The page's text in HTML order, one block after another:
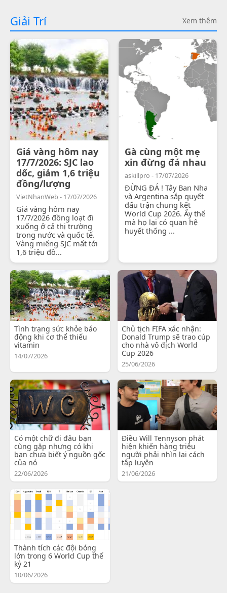
Giải Trí Xem thêm
Giá vàng hôm nay
17/7/2026: SJC lao
dốc, giảm 1,6 triệu
đồng/lượng
VietNhanWeb - 17/07/2026
Giá vàng hôm nay
17/7/2026 đồng loạt đi
xuống ở cả thị trường
trong nước và quốc tế.
Vàng miếng SJC mất tới
1,6 triệu đồ...
Gà cùng một mẹ
xin đừng đá nhau
askillpro - 17/07/2026
ĐỪNG ĐÁ ! Tây Ban Nha
và Argentina sắp quyết
đấu trận chung kết
World Cup 2026. Ấy thế
mà họ lại có quan hệ
huyết thống ...
Tình trạng sức khỏe báo
động khi cơ thể thiếu
vitamin
14/07/2026
Chủ tịch FIFA xác nhận:
Donald Trump sẽ trao cúp
cho nhà vô địch World
Cup 2026
25/06/2026
Có một chữ đi đâu bạn
cũng gặp nhưng có khi
bạn chưa biết ý nguồn gốc
của nó
22/06/2026
Điều Will Tennyson phát
hiện khiến hàng triệu
người phải nhìn lại cách
tập luyện
21/06/2026
Thành tích các đội bóng
lớn trong 6 World Cup thế
kỷ 21
10/06/2026